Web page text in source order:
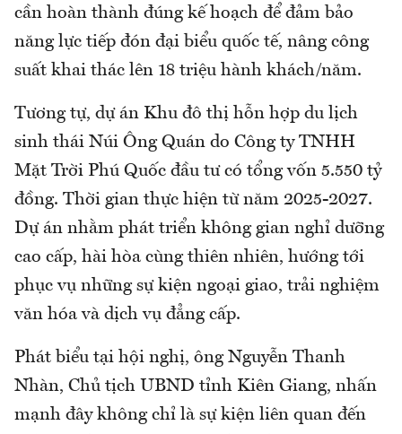
cần hoàn thành đúng kế hoạch để đảm bảo
năng lực tiếp đón đại biểu quốc tế, nâng công
suất khai thác lên 18 triệu hành khách/năm.
Tương tự, dự án Khu đô thị hỗn hợp du lịch
sinh thái Núi Ông Quán do Công ty TNHH
Mặt Trời Phú Quốc đầu tư có tổng vốn 5.550 tỷ
đồng. Thời gian thực hiện từ năm 2025-2027.
Dự án nhằm phát triển không gian nghỉ dưỡng
cao cấp, hài hòa cùng thiên nhiên, hướng tới
phục vụ những sự kiện ngoại giao, trải nghiệm
văn hóa và dịch vụ đẳng cấp.
Phát biểu tại hội nghị, ông Nguyễn Thanh
Nhàn, Chủ tịch UBND tỉnh Kiên Giang, nhấn
mạnh đây không chỉ là sự kiện liên quan đến